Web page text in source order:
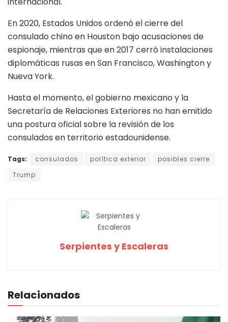
En 2020, Estados Unidos ordenó el cierre del
consulado chino en Houston bajo acusaciones de
espionaje, mientras que en 2017 cerró instalaciones
diplomáticas rusas en San Francisco, Washington y
Nueva York.
Hasta el momento, el gobierno mexicano y la
Secretaría de Relaciones Exteriores no han emitido
una postura oficial sobre la revisión de los
consulados en territorio estadounidense.
Tags: consulados política exterior
posibles cierre
Trump
Serpientes y Escaleras
Relacionados